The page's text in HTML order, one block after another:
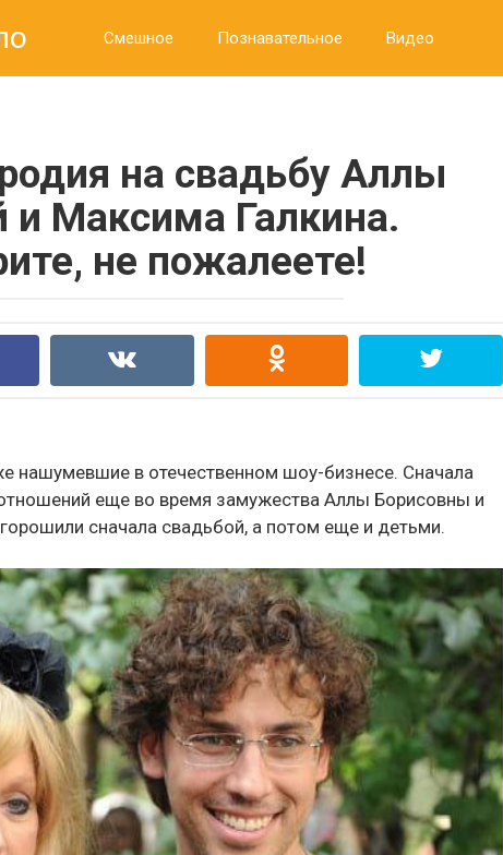
Смешное Познавательное Видео
на свадьбу Аллы
и Максима Галкина.
не пожалеете!
нашумевшие в отечественном шоу-бизнесе. Сначала
отношений еще во время замужества Аллы Борисовны и
сначала свадьбой, а потом еще и детьми.